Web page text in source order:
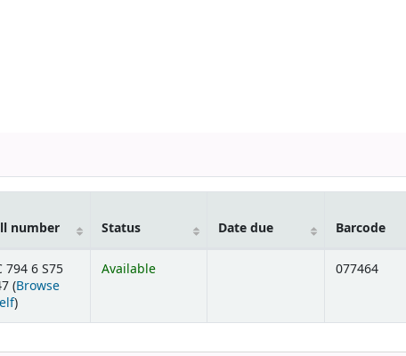
number Status Date due Barcode
794 6 S75
(Browse
(Opens below)
)
Available 077464